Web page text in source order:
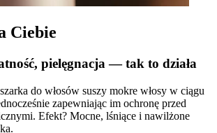
Ciebie
pielęgnacja — tak to działa
do włosów suszy mokre włosy w ciągu
zapewniając im ochronę przed
Efekt? Mocne, lśniące i nawilżone